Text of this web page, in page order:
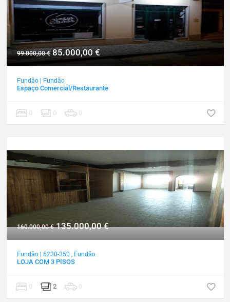
99.000,00€ 85.000,00€
Fundão | Fundão
Espaço Comercial/Restaurante
0 0 0
160.000,00€ 135.000,00€
Fundão | 6230-350 Fundão
LOJA COM 3 PISOS
0 2 0